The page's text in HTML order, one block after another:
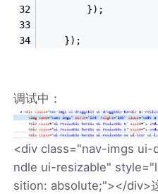
		});
	});
调试中：
<div class="nav-imgs ui-
ndle ui-resizable"
sition: absolute;"></div>